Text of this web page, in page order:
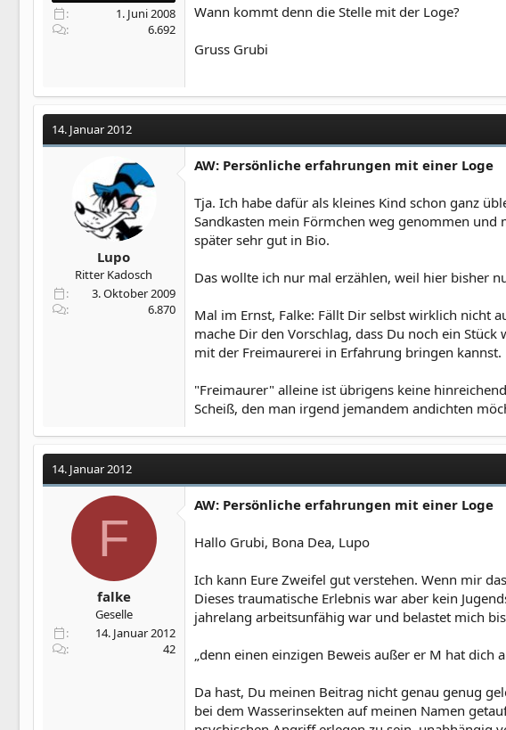
1. Juni 2008
6.692
Wann kommt denn die Stelle mit der Loge?
Gruss Grubi
14. Januar 2012
Lupo
Ritter Kadosch
3. Oktober 2009
6.870
AW: Persönliche erfahrungen mit einer Loge
Tja. Ich habe dafür als kleines Kind schon ganz
Sandkasten mein Förmchen weg genommen
später sehr gut in Bio.
Das wollte ich nur mal erzählen, weil hier bisher
Mal im Ernst, Falke: Fällt Dir selbst wirklich nicht
mache Dir den Vorschlag, dass Du noch ein
mit der Freimaurerei in Erfahrung bringen kannst.
"Freimaurer" alleine ist übrigens keine
Scheiß, den man irgend jemandem andichten
14. Januar 2012
F
falke
Geselle
14. Januar 2012
42
AW: Persönliche erfahrungen mit einer Loge
Hallo Grubi, Bona Dea, Lupo
Ich kann Eure Zweifel gut verstehen. Wenn mir
Dieses traumatische Erlebnis war aber kein
jahrelang arbeitsunfähig war und belastet mich
„denn einen einzigen Beweis außer er M hat dich
Da hast, Du meinen Beitrag nicht genau genug
bei dem Wasserinsekten auf meinen Namen